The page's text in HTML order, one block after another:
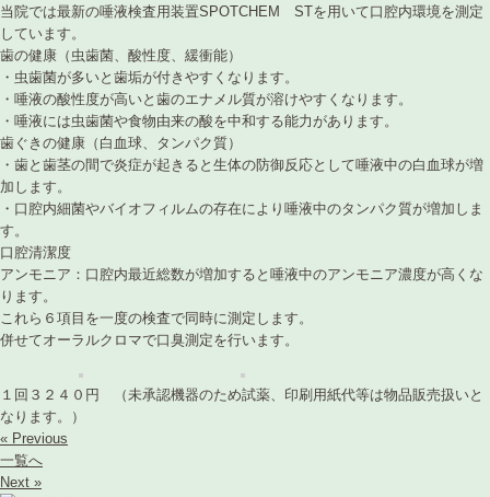
当院では最新の唾液検査用装置SPOTCHEM STを用いて口腔内環境を測定
しています。
歯の健康（虫歯菌、酸性度、緩衝能）
・虫歯菌が多いと歯垢が付きやすくなります。
・唾液の酸性度が高いと歯のエナメル質が溶けやすくなります。
・唾液には虫歯菌や食物由来の酸を中和する能力があります。
歯ぐきの健康（白血球、タンパク質）
・歯と歯茎の間で炎症が起きると生体の防御反応として唾液中の白血球が増
加します。
・口腔内細菌やバイオフィルムの存在により唾液中のタンパク質が増加しま
す。
口腔清潔度
アンモニア：口腔内最近総数が増加すると唾液中のアンモニア濃度が高くな
ります。
これら６項目を一度の検査で同時に測定します。
併せてオーラルクロマで口臭測定を行います。
１回３２４０円 （未承認機器のため試薬、印刷用紙代等は物品販売扱いと
なります。）
« Previous
一覧へ
Next »